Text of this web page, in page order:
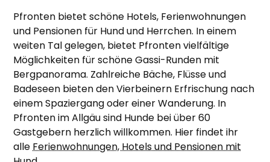
Pfronten bietet schöne Hotels, Ferienwohnungen
und Pensionen für Hund und Herrchen. In einem
weiten Tal gelegen, bietet Pfronten vielfältige
Möglichkeiten für schöne Gassi-Runden mit
Bergpanorama. Zahlreiche Bäche, Flüsse und
Badeseen bieten den Vierbeinern Erfrischung nach
einem Spaziergang oder einer Wanderung. In
Pfronten im Allgäu sind Hunde bei über 60
Gastgebern herzlich willkommen. Hier findet ihr
alleFerienwohnungen, Hotels und Pensionen mit